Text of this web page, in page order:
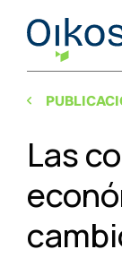
Las